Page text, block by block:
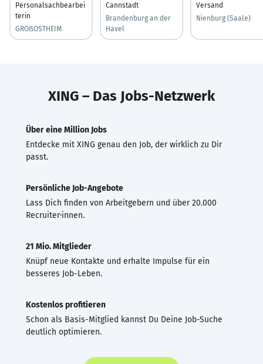
Personalsachbearbei
terin
GROßOSTHEIM
Cannstadt
Brandenburg an der
Havel
Versand
Nienburg (Saale)
XING – Das Jobs-Netzwerk
Über eine Million Jobs
Entdecke mit XING genau den Job, der wirklich zu Dir
passt.
Persönliche Job-Angebote
Lass Dich finden von Arbeitgebern und über 20.000
Recruiter·innen.
21 Mio. Mitglieder
Knüpf neue Kontakte und erhalte Impulse für ein
besseres Job-Leben.
Kostenlos profitieren
Schon als Basis-Mitglied kannst Du Deine Job-Suche
deutlich optimieren.